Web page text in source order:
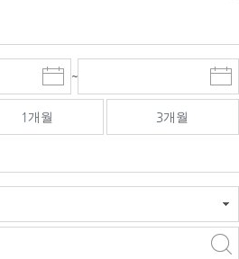
시
작
일
선
~
종
료
선
1개월 3개월